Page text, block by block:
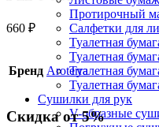
Протирочный
Салфетки для
Туалетная
Туалетная
Туалетная
Туалетная
Сушилки для рук
V-образные
660 ₽
Бренд Aroterra
Скидка от 5%